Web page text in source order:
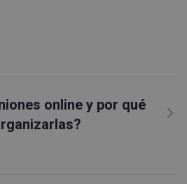
online y por qué